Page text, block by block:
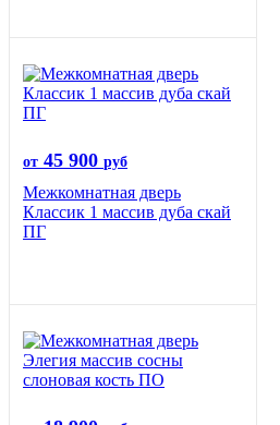
от 45 900 руб
Межкомнатная дверь
Классик 1 массив дуба скай
ПГ